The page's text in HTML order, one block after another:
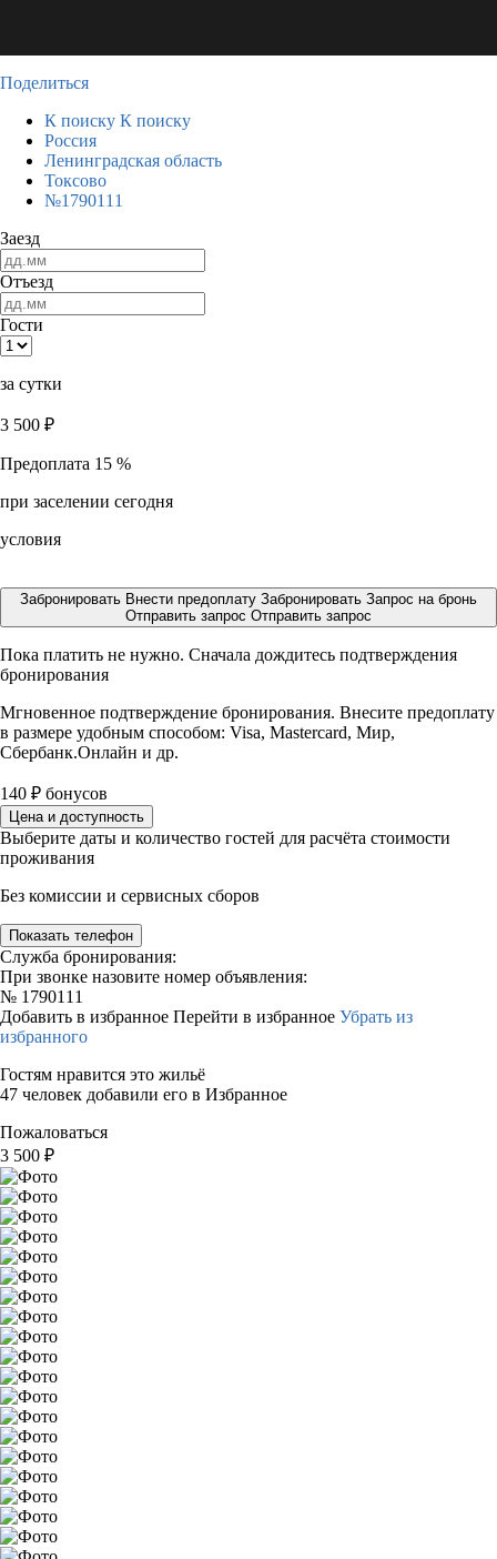
Поделиться
К поиску К поиску
Россия
Ленинградская область
Токсово
№1790111
Заезд
Отъезд
Гости
за сутки
3 500 ₽
Предоплата 15 %
при заселении сегодня
условия
Забронировать Внести предоплату Забронировать Запрос на бронь
Отправить запрос Отправить запрос
Пока платить не нужно. Сначала дождитесь подтверждения
бронирования
Мгновенное подтверждение бронирования. Внесите предоплату
в размере удобным способом: Visa, Mastercard, Мир,
Сбербанк.Онлайн и др.
140 ₽ бонусов
Цена и доступность
Выберите даты и количество гостей для расчёта стоимости
проживания
Без комиссии и сервисных сборов
Показать телефон
Служба бронирования:
При звонке назовите номер объявления:
№ 1790111
Добавить в избранное Перейти в избранное Убрать из
избранного
Гостям нравится это жильё
47 человек добавили его в Избранное
Пожаловаться
3 500 ₽